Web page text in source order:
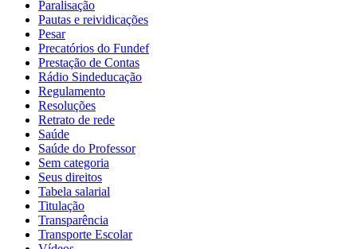
Paralisação
Pautas e reividicações
Pesar
Precatórios do Fundef
Prestação de Contas
Rádio Sindeducação
Regulamento
Resoluções
Retrato de rede
Saúde
Saúde do Professor
Sem categoria
Seus direitos
Tabela salarial
Titulação
Transparência
Transporte Escolar